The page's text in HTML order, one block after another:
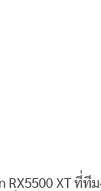
RX5500 XT ที่